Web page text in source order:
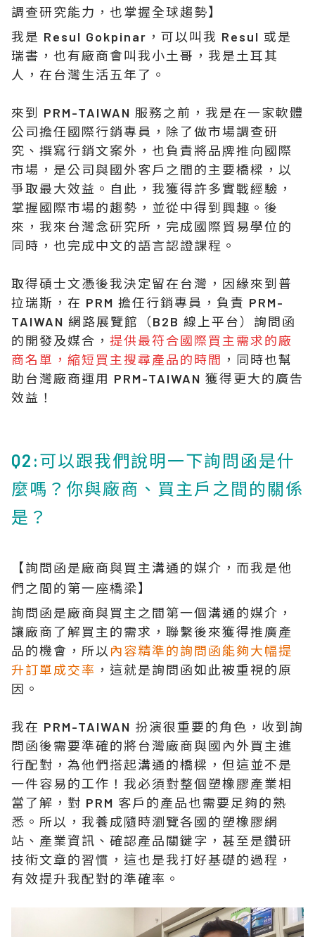
調查研究能力，也掌握全球趨勢】
我是 Resul Gokpinar，可以叫我 Resul 或是
瑞書，也有廠商會叫我小土哥，我是土耳其
人，在台灣生活五年了。
來到 PRM-TAIWAN 服務之前，我是在一家軟體
公司擔任國際行銷專員，除了做市場調查研
究、撰寫行銷文案外，也負責將品牌推向國際
市場，是公司與國外客戶之間的主要橋樑，以
爭取最大效益。自此，我獲得許多實戰經驗，
掌握國際市場的趨勢，並從中得到興趣。後
來，我來台灣念研究所，完成國際貿易學位的
同時，也完成中文的語言認證課程。
取得碩士文憑後我決定留在台灣，因緣來到普
拉瑞斯，在 PRM 擔任行銷專員，負責 PRM-
TAIWAN 網路展覽館（B2B 線上平台）詢問函
的開發及媒合， 提供最符合國際買主需求的廠
商名單，縮短買主搜尋產品的時間 ，同時也幫
助台灣廠商運用 PRM-TAIWAN 獲得更大的廣告
效益！
Q2:可以跟我們說明一下詢問函是什
麼嗎？你與廠商、買主戶之間的關係
是？
【詢問函是廠商與買主溝通的媒介，而我是他
們之間的第一座橋梁】
詢問函是廠商與買主之間第一個溝通的媒介，
讓廠商了解買主的需求，聯繫後來獲得推廣產
品的機會，所以 內容精準的詢問函能夠大幅提
升訂單成交率 ，這就是詢問函如此被重視的原
因。
我在 PRM-TAIWAN 扮演很重要的角色，收到詢
問函後需要準確的將台灣廠商與國內外買主進
行配對，為他們搭起溝通的橋樑，但這並不是
一件容易的工作！我必須對整個塑橡膠產業相
當了解，對 PRM 客戶的產品也需要足夠的熟
悉。所以，我養成隨時瀏覽各國的塑橡膠網
站、產業資訊、確認產品關鍵字，甚至是鑽研
技術文章的習慣，這也是我打好基礎的過程，
有效提升我配對的準確率。